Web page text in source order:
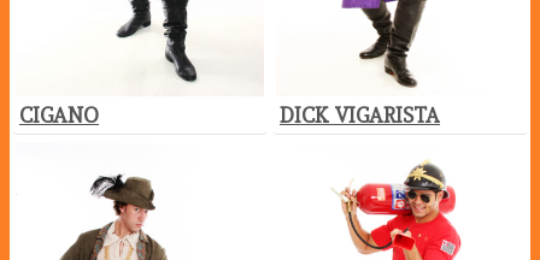
CIGANO DICK VIGARISTA